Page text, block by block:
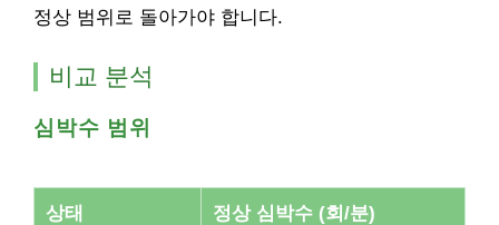
정상 범위로 돌아가야 합니다.
비교 분석
심박수 범위
상태 정상 심박수 (회/분)